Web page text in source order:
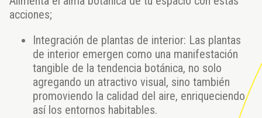
acciones;
Integración de plantas de interior: Las plantas
de interior emergen como una manifestación
tangible de la tendencia botánica, no solo
agregando un atractivo visual, sino también
promoviendo la calidad del aire, enriqueciendo
así los entornos habitables.